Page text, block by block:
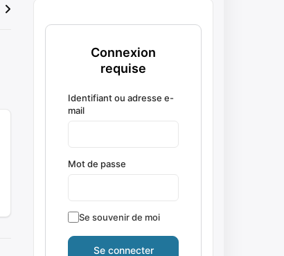
Connexion
requise
Identifiant ou adresse e-
mail
Mot de passe
Se souvenir de moi